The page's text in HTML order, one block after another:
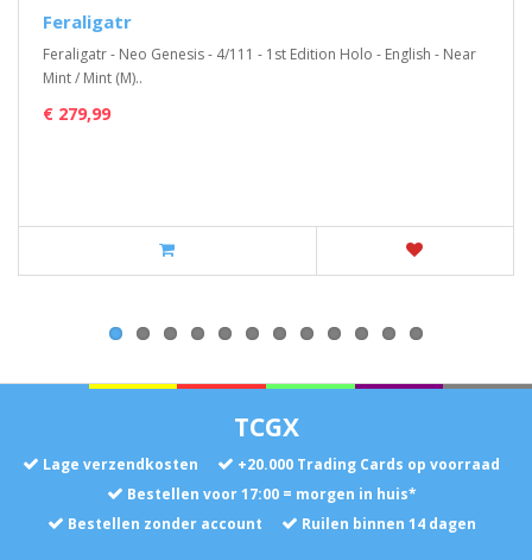
Feraligatr
Feraligatr - Neo Genesis - 4/111 - 1st Edition Holo - English - Near
Mint / Mint (M)..
€ 279,99
TCGX
Lage verzendkosten +20.000 Trading Cards op voorraad
Bestellen voor 17:00 = morgen in huis*
Bestellen zonder account
Ruilen binnen 14 dagen